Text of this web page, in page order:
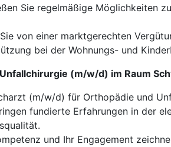
Sie regelmäßige Möglichkeiten
von einer marktgerechten
bei der Wohnungs- und
(m/w/d) im Raum
(m/w/d) für Orthopädie und
fundierte Erfahrungen in der
und Ihr Engagement